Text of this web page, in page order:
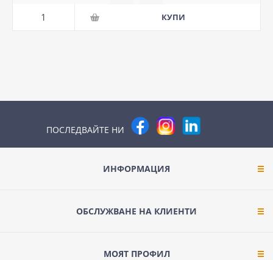
ПОСЛЕДВАЙТЕ НИ
ИНФОРМАЦИЯ
ОБСЛУЖВАНЕ НА КЛИЕНТИ
МОЯТ ПРОФИЛ